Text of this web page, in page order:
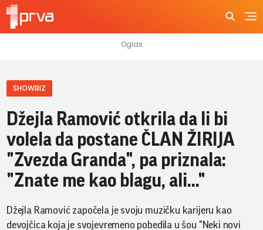
SHOWBIZ
Džejla Ramović otkrila da li bi
volela da postane ČLAN ŽIRIJA
"Zvezda Granda", pa priznala:
"Znate me kao blagu, ali..."
Džejla Ramović započela je svoju muzičku karijeru kao
devojčica koja je svojevremeno pobedila u šou "Neki novi